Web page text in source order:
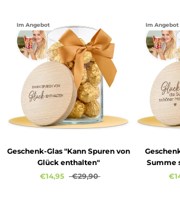
Im Angebot
Geschenk-Glas "Kann Spuren von
Glück enthalten"
€14,95
€29,90
Im Angebot
Summe